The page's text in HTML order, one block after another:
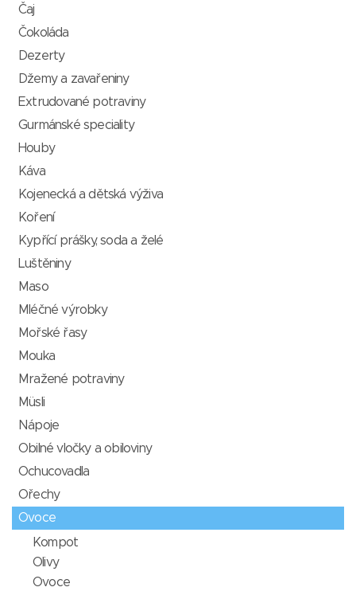
Čaj
Čokoláda
Dezerty
Džemy a zavařeniny
Extrudované potraviny
Gurmánské speciality
Houby
Káva
Kojenecká a dětská výživa
Koření
Kypřící prášky, soda a želé
Luštěniny
Maso
Mléčné výrobky
Mořské řasy
Mouka
Mražené potraviny
Müsli
Nápoje
Obilné vločky a obiloviny
Ochucovadla
Ořechy
Ovoce
Kompot
Olivy
Ovoce